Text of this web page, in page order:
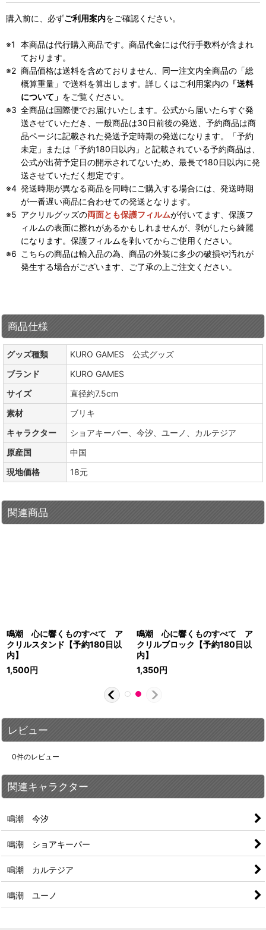
購入前に、必ずご利用案内をご確認ください。
本商品は代行購入商品です。商品代金には代行手数料が含まれ
ております。
商品価格は送料を含めておりません、同一注文内全商品の「総
概算重量」で送料を算出します。詳しくはご利用案内の 「送料
について」 をご覧ください。
全商品は国際便でお届けいたします。公式から届いたらすぐ発
送させていただき、一般商品は30日前後の発送、予約商品は商
品ページに記載された発送予定時期の発送になります。「予約
未定」または「予約180日以内」と記載されている予約商品は、
公式が出荷予定日の開示されてないため、最長で180日以内に発
送させていただく想定です。
発送時期が異なる商品を同時にご購入する場合には、発送時期
が一番遅い商品に合わせての発送となります。
アクリルグッズの両面とも保護フィルムが付いてます、保護フ
ィルムの表面に擦れがあるかもしれませんが、剥がしたら綺麗
になります。保護フィルムを剥いてからご使用ください。
こちらの商品は輸入品の為、商品の外装に多少の破損や汚れが
発生する場合がございます、ご了承の上ご注文ください。
商品仕様
グッズ種類
KURO GAMES 公式グッズ
ブランド
KURO GAMES
サイズ
直径約7.5cm
素材
ブリキ
キャラクター
ショアキーパー、今汐、ユーノ、カルテジア
原産国
中国
現地価格
18元
関連商品
鳴潮 心に響くものすべて ア
クリルスタンド【予約180日以
内】
1,500円
鳴潮 心に響くものすべて ア
クリルブロック【予約180日以
内】
1,350円
レビュー
0件のレビュー
関連キャラクター
鳴潮 今汐
鳴潮 ショアキーパー
鳴潮 カルテジア
鳴潮 ユーノ